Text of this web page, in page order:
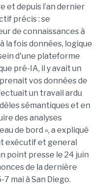
et depuis l’an dernier
précis : se
de connaissances à
la fois données, logique
d'une plateforme
pré-IA, il y avait un
vos données de
un travail ardu
sémantiques et en
des analyses
de bord », a expliqué
exécutif et general
point presse le 24 juin
de la dernière
mai à San Diego.